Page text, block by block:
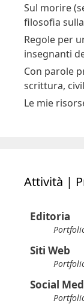
Sul morire
filosofia
Regole per
insegnanti
Con parole
scrittura,
Le mie
Attività |
Editoria
Siti Web
Social